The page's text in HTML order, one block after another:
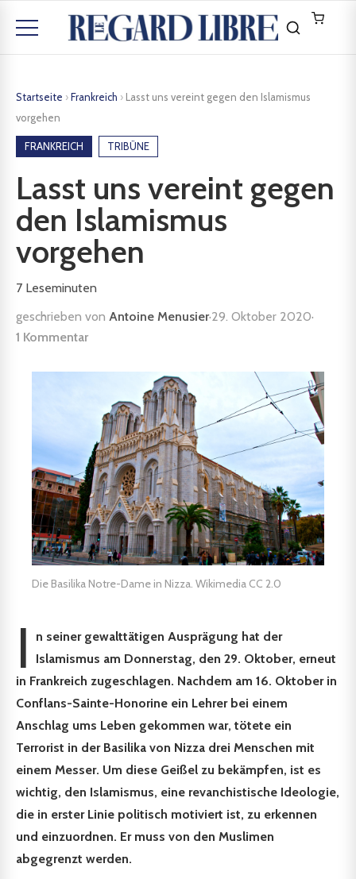
Startseite ›Frankreich › Lasst uns vereint gegen den Islamismus
vorgehen
FRANKREICH TRIBÜNE
Lasst uns vereint gegen
den Islamismus
vorgehen
7 Leseminuten
geschrieben von Antoine Menusier·29. Oktober 2020·
1 Kommentar
Die Basilika Notre-Dame in Nizza. Wikimedia CC 2.0
I
n seiner gewalttätigen Ausprägung hat der
Islamismus am Donnerstag, den 29. Oktober, erneut
in Frankreich zugeschlagen. Nachdem am 16. Oktober in
Conflans-Sainte-Honorine ein Lehrer bei einem
Anschlag ums Leben gekommen war, tötete ein
Terrorist in der Basilika von Nizza drei Menschen mit
einem Messer. Um diese Geißel zu bekämpfen, ist es
wichtig, den Islamismus, eine revanchistische Ideologie,
die in erster Linie politisch motiviert ist, zu erkennen
und einzuordnen. Er muss von den Muslimen
abgegrenzt werden.